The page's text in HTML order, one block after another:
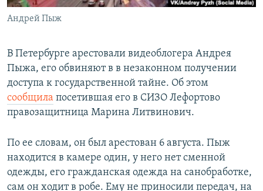
Все сайты РСЕ/РС
Андрей Пыж
В Петербурге арестовали видеоблогера Андрея
Пыжа, его обвиняют в в незаконном получении
доступа к государственной тайне. Об этом
сообщила посетившая его в СИЗО Лефортово
правозащитница Марина Литвинович.
По ее словам, он был арестован 6 августа. Пыж
находится в камере один, у него нет сменной
одежды, его гражданская одежда на санобработке,
сам он ходит в робе. Ему не приносили передач, на